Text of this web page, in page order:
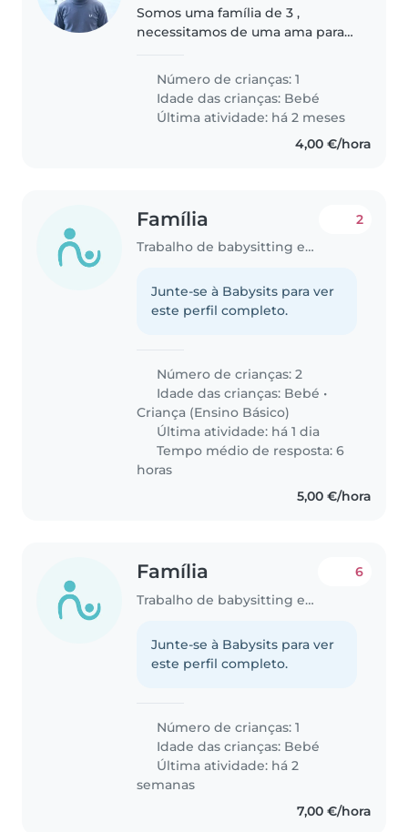
Somos uma família de 3 ,
necessitamos de uma ama para o
Número de crianças: 1
Idade das crianças: Bebé
Última atividade: há 2 meses
4,00 €/hora
Família
Trabalho de babysitting em Beja
2
Junte-se à Babysits para ver
este perfil completo.
Número de crianças: 2
Idade das crianças: Bebé •
Criança (Ensino Básico)
Última atividade: há 1 dia
Tempo médio de resposta: 6
horas
5,00 €/hora
Família
Trabalho de babysitting em Beja
6
Junte-se à Babysits para ver
este perfil completo.
Número de crianças: 1
Idade das crianças: Bebé
Última atividade: há 2
semanas
7,00 €/hora